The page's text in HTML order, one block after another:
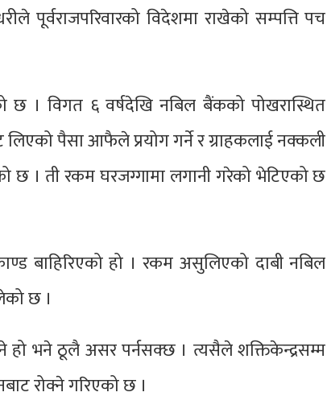
पूर्वराजपरिवारको विदेशमा राखेको सम्पत्ति पच
। विगत ६ वर्षदेखि नबिल बैंकको पोखरास्थित
लिएको पैसा आफैले प्रयोग गर्ने र ग्राहकलाई नक्कली
छ । ती रकम घरजग्गामा लगानी गरेको भेटिएको छ
बाहिरिएको हो । रकम असुलिएको दाबी नबिल
छ ।
हो भने ठूलै असर पर्नसक्छ । त्यसैले शक्तिकेन्द्रसम्म
रोक्ने गरिएको छ ।